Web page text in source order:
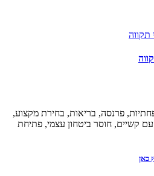
פרנסה, בריאות, בחירת מקצוע,
קשיים, חוסר ביטחון עצמי, פתיחת
כאן